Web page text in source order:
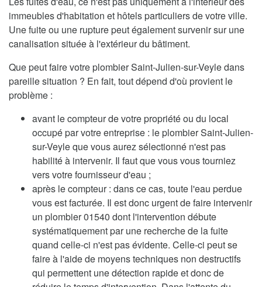
immeubles d'habitation et hôtels particuliers de votre ville.
Une fuite ou une rupture peut également survenir sur une
canalisation située à l'extérieur du bâtiment.
Que peut faire votre plombier Saint-Julien-sur-Veyle dans
pareille situation ? En fait, tout dépend d'où provient le
problème :
avant le compteur de votre propriété ou du local
occupé par votre entreprise : le plombier Saint-Julien-
sur-Veyle que vous aurez sélectionné n'est pas
habilité à intervenir. Il faut que vous vous tourniez
vers votre fournisseur d'eau ;
après le compteur : dans ce cas, toute l'eau perdue
vous est facturée. Il est donc urgent de faire intervenir
un plombier 01540 dont l'intervention débute
systématiquement par une recherche de la fuite
quand celle-ci n'est pas évidente. Celle-ci peut se
faire à l'aide de moyens techniques non destructifs
qui permettent une détection rapide et donc de